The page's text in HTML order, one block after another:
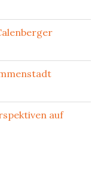
auf